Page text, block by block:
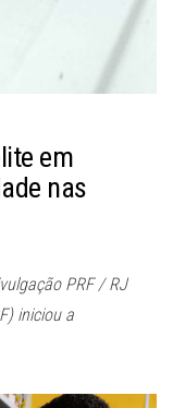
em
nas
PRF / RJ
iniciou a